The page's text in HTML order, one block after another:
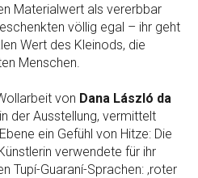
Materialwert als vererbbar
völlig egal – ihr geht
Wert des Kleinods, die
Menschen.
von Dana László da
der Ausstellung, vermittelt
ein Gefühl von Hitze: Die
verwendete für ihr
Tupí-Guaraní-Sprachen: ‚roter